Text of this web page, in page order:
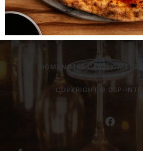
Commander avec
HOME NOTRE CARTEGALLERIE
COPYRIGHT © DSP-